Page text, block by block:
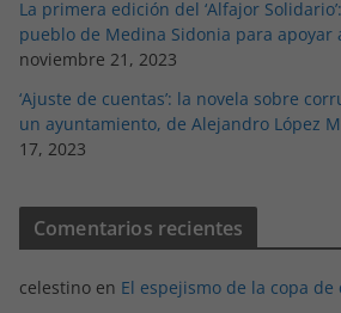
La primera edición del ‘Alfajor
pueblo de Medina Sidonia para apoyar
noviembre 21, 2023
‘Ajuste de cuentas’: la novela sobre
un ayuntamiento, de Alejandro López
17, 2023
Comentarios recientes
celestino en El espejismo de la copa de